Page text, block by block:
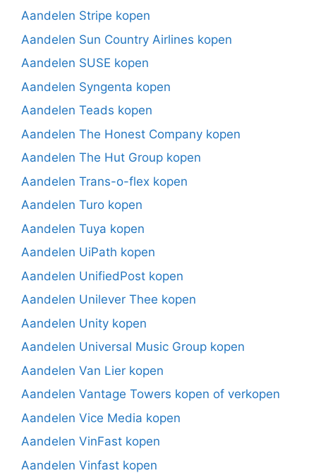
Aandelen Stripe kopen
Aandelen Sun Country Airlines kopen
Aandelen SUSE kopen
Aandelen Syngenta kopen
Aandelen Teads kopen
Aandelen The Honest Company kopen
Aandelen The Hut Group kopen
Aandelen Trans-o-flex kopen
Aandelen Turo kopen
Aandelen Tuya kopen
Aandelen UiPath kopen
Aandelen UnifiedPost kopen
Aandelen Unilever Thee kopen
Aandelen Unity kopen
Aandelen Universal Music Group kopen
Aandelen Van Lier kopen
Aandelen Vantage Towers kopen of verkopen
Aandelen Vice Media kopen
Aandelen VinFast kopen
Aandelen Vinfast kopen